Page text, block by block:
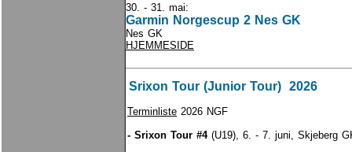
30. - 31. mai:
Garmin Norgescup 2 Nes GK
Nes GK
HJEMMESIDE
Srixon Tour (Junior Tour) 2026
Terminliste 2026 NGF
- Srixon Tour #4(U19), 6. - 7. juni, Skjeberg